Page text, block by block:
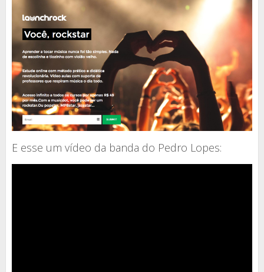
E esse um vídeo da banda do Pedro Lopes: